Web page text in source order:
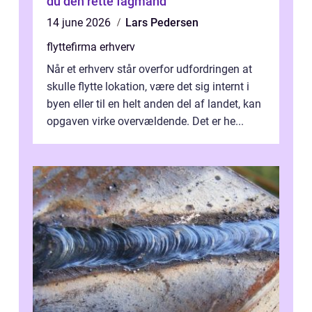
14 june 2026
Lars Pedersen
flyttefirma erhverv
Når et erhverv står overfor udfordringen at
skulle flytte lokation, være det sig internt i
byen eller til en helt anden del af landet, kan
opgaven virke overvældende. Det er he...